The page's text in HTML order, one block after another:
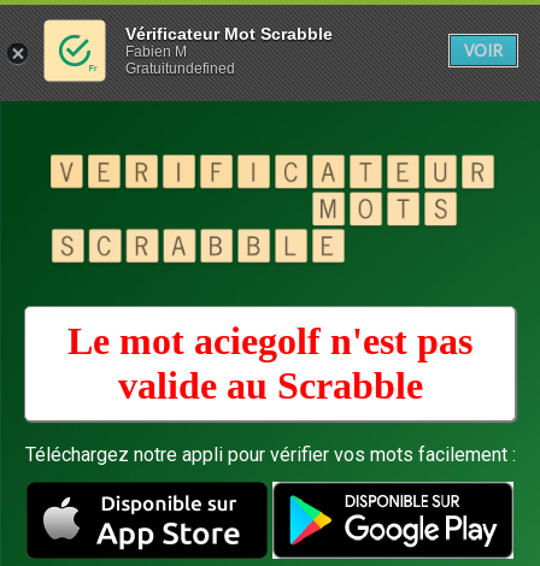
Le mot aciegolf n'est pas
valide au Scrabble
Téléchargez notre appli pour vérifier vos mots facilement :
Vérificateur Mot Scrabble
Fabien M
Gratuitundefined
VOIR